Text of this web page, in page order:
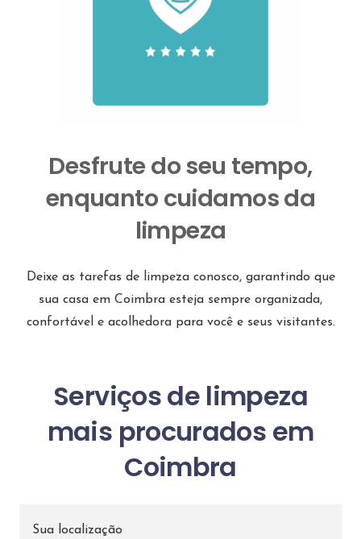
Desfrute do seu tempo,
enquanto cuidamos da
limpeza
Deixe as tarefas de limpeza conosco, garantindo que
sua casa em Coimbra esteja sempre organizada,
confortável e acolhedora para você e seus visitantes.
Serviços de limpeza
mais procurados em
Coimbra
Sua localização